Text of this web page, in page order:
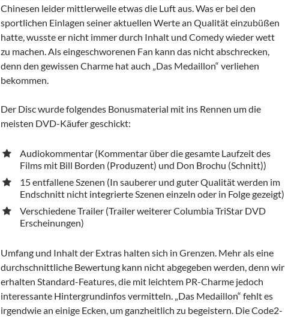
Chinesen leider mittlerweile etwas die Luft aus. Was er bei den
sportlichen Einlagen seiner aktuellen Werte an Qualität einzubüßen
hatte, wusste er nicht immer durch Inhalt und Comedy wieder wett
zu machen. Als eingeschworenen Fan kann das nicht abschrecken,
denn den gewissen Charme hat auch „Das Medaillon“ verliehen
bekommen.
Der Disc wurde folgendes Bonusmaterial mit ins Rennen um die
meisten DVD-Käufer geschickt:
Audiokommentar (Kommentar über die gesamte Laufzeit des
Films mit Bill Borden (Produzent) und Don Brochu (Schnitt))
15 entfallene Szenen (In sauberer und guter Qualität werden im
Endschnitt nicht integrierte Szenen einzeln oder in Folge gezeigt)
Verschiedene Trailer (Trailer weiterer Columbia TriStar DVD
Erscheinungen)
Umfang und Inhalt der Extras halten sich in Grenzen. Mehr als eine
durchschnittliche Bewertung kann nicht abgegeben werden, denn wir
erhalten Standard-Features, die mit leichtem PR-Charme jedoch
interessante Hintergrundinfos vermitteln. „Das Medaillon“ fehlt es
irgendwie an einige Ecken, um ganzheitlich zu begeistern. Die Code2-